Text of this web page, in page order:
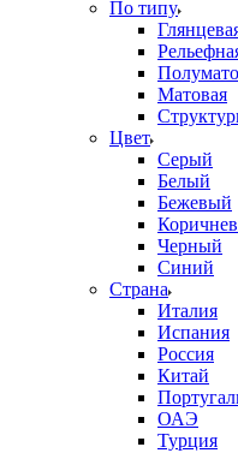
По типу
Матовая
Цвет
Серый
Белый
Бежевый
Черный
Синий
Страна
Италия
Испания
Россия
Китай
ОАЭ
Турция